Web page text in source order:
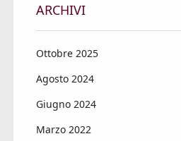
ARCHIVI
Ottobre 2025
Agosto 2024
Giugno 2024
Marzo 2022